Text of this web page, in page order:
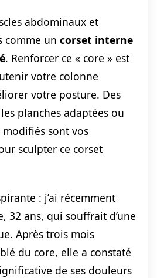
abdominaux et
comme un corset interne
. Renforcer ce « core » est
votre colonne
votre posture. Des
planches adaptées ou
modifiés sont vos
sculpter ce corset
: j’ai récemment
32 ans, qui souffrait d’une
Après trois mois
du core, elle a constaté
de ses douleurs